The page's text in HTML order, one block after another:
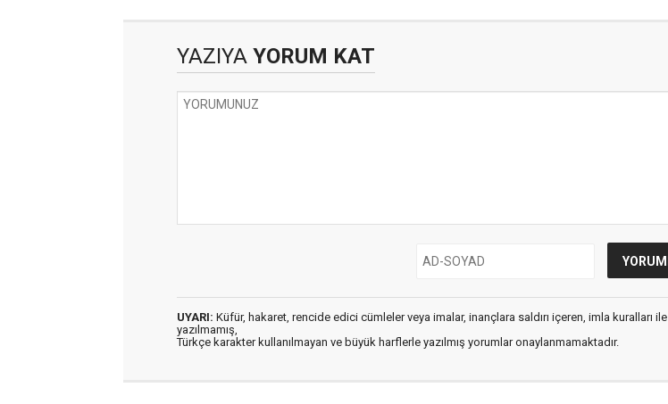
YAZIYA YORUM KAT
UYARI: Küfür, hakaret, rencide edici cümleler veya imalar, inançlara saldırı içeren, imla kuralları ile
yazılmamış,
Türkçe karakter kullanılmayan ve büyük harflerle yazılmış yorumlar onaylanmamaktadır.